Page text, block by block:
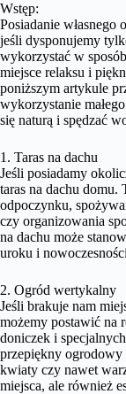
Wstęp:
Posiadanie
jeśli dysponujemy
wykorzystać w
miejsce relaksu i
poniższym artykule
wykorzystanie
się naturą i spędzać
1. Taras na dachu
Jeśli posiadamy
taras na dachu domu.
odpoczynku,
czy organizowania
na dachu może
uroku i
2. Ogród wertykalny
Jeśli brakuje nam
możemy postawić na
doniczek i
przepiękny ogrodowy
kwiaty czy nawet
miejsca, ale również